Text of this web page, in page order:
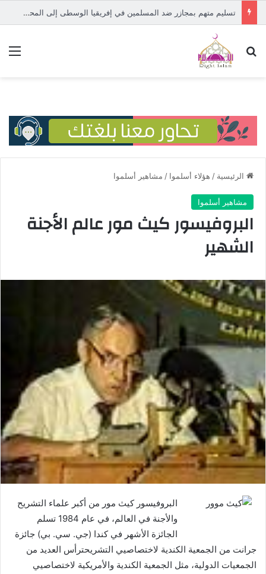
تسليم متهم بمجازر ضد المسلمين في إفريقيا الوسطى إلى المحكمة الدولية
بحث عن
الرئيسية / هؤلاء أسلموا / مشاهير أسلموا
مشاهير أسلموا
البروفيسور كيث مور عالم الأجنة
الشهير
البروفيسور كيث مور من أكبر علماء التشريح
والأجنة في العالم، في عام 1984 تسلم
الجائزة الأشهر في كندا (جي. سي. بي) جائزة
جرانت من الجمعية الكندية لاختصاصيي التشريحترأس العديد من
الجمعيات الدولية، مثل الجمعية الكندية والأمريكية لاختصاصيي